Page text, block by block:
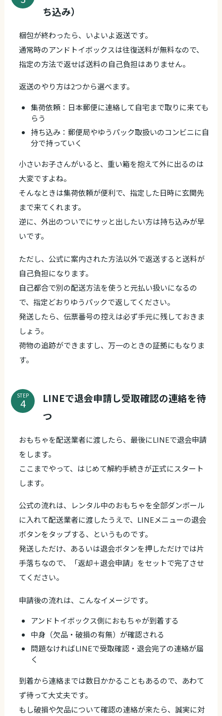
ち込み）
梱包が終わったら、いよいよ返送です。
通常時のアンドトイボックスは往復送料が無料なので、
指定の方法で返せば送料の自己負担はありません。
返送のやり方は2つから選べます。
集荷依頼：日本郵便に連絡して自宅まで取りに来ても
らう
持ち込み：郵便局やゆうパック取扱いのコンビニに自
分で持っていく
小さいお子さんがいると、重い箱を抱えて外に出るのは
大変ですよね。
そんなときは集荷依頼が便利で、指定した日時に玄関先
まで来てくれます。
逆に、外出のついでにサッと出したい方は持ち込みが早
いです。
ただし、公式に案内された方法以外で返送すると送料が
自己負担になります。
自己都合で別の配送方法を使うと元払い扱いになるの
で、指定どおりゆうパックで返してください。
発送したら、伝票番号の控えは必ず手元に残しておきま
しょう。
荷物の追跡ができますし、万一のときの証拠にもなりま
す。
STEP
LINEで退会申請し受取確認の連絡を待
つ
おもちゃを配送業者に渡したら、最後にLINEで退会申請
をします。
ここまでやって、はじめて解約手続きが正式にスタート
します。
公式の流れは、レンタル中のおもちゃを全部ダンボール
に入れて配送業者に渡したうえで、LINEメニューの退会
ボタンをタップする、というものです。
発送しただけ、あるいは退会ボタンを押しただけでは片
手落ちなので、「返却＋退会申請」をセットで完了させ
てください。
申請後の流れは、こんなイメージです。
アンドトイボックス側におもちゃが到着する
中身（欠品・破損の有無）が確認される
問題なければLINEで受取確認・退会完了の連絡が届
く
到着から連絡までは数日かかることもあるので、あわて
ず待って大丈夫です。
もし破損や欠品について確認の連絡が来たら、誠実に対